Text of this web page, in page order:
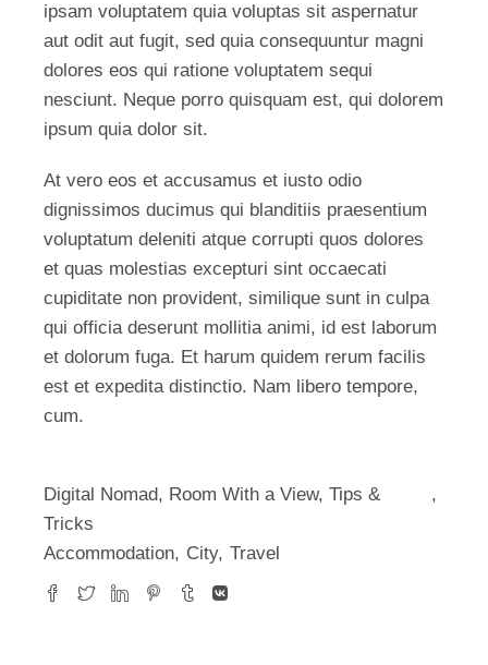
ipsam voluptatem quia voluptas sit aspernatur
aut odit aut fugit, sed quia consequuntur magni
dolores eos qui ratione voluptatem sequi
nesciunt. Neque porro quisquam est, qui dolorem
ipsum quia dolor sit.
At vero eos et accusamus et iusto odio
dignissimos ducimus qui blanditiis praesentium
voluptatum deleniti atque corrupti quos dolores
et quas molestias excepturi sint occaecati
cupiditate non provident, similique sunt in culpa
qui officia deserunt mollitia animi, id est laborum
et dolorum fuga. Et harum quidem rerum facilis
est et expedita distinctio. Nam libero tempore,
cum.
Digital Nomad, Room With a View,Tips &
Tricks
Accommodation
City Travel